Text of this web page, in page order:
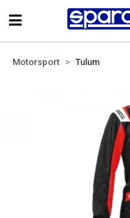
Motorsport Tulum